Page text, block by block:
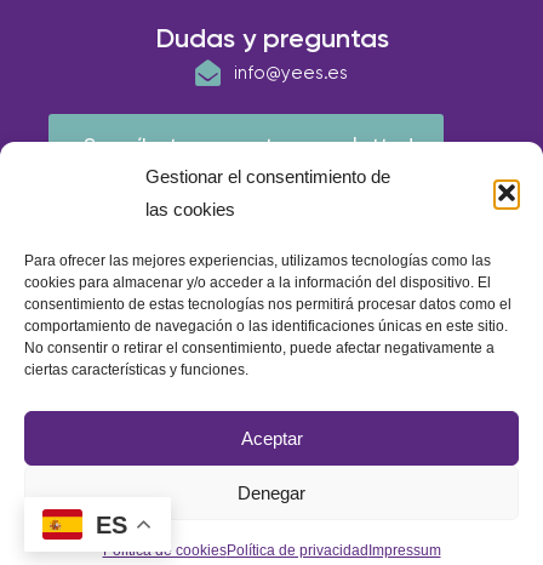
Gestionar el consentimiento de
las cookies
Para ofrecer las mejores experiencias, utilizamos tecnologías como las
cookies para almacenar y/o acceder a la información del dispositivo. El
consentimiento de estas tecnologías nos permitirá procesar datos como el
comportamiento de navegación o las identificaciones únicas en este sitio.
No consentir o retirar el consentimiento, puede afectar negativamente a
ciertas características y funciones.
Aceptar
Denegar
Política de cookiesPolítica de privacidad Impressum
Dudas y preguntas
info@yees.es
¡Suscríbete a nuestra newsletter!
© E.A.P IBERIA 2026
Política de cookies
ES